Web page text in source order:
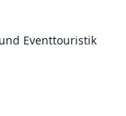
Eventtouristik